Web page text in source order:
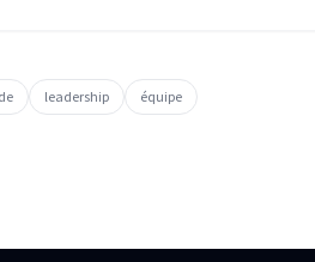
leadership équipe